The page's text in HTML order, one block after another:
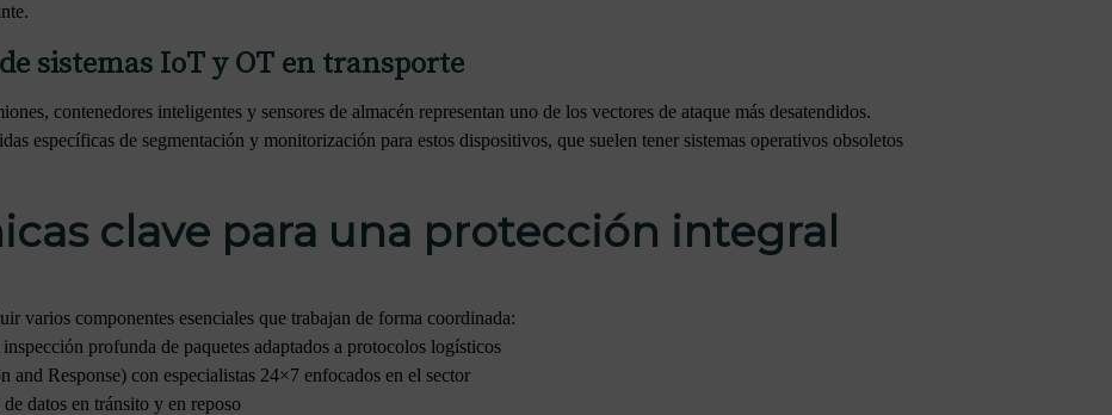
sistemas IoT y OT en transporte
contenedores inteligentes y sensores de almacén representan uno de los vectores de ataque más desatendidos.
específicas de segmentación y monitorización para estos dispositivos, que suelen tener sistemas operativos obsoletos
clave para una protección integral
varios componentes esenciales que trabajan de forma coordinada:
profunda de paquetes adaptados a protocolos logísticos
and Response) con especialistas 24×7 enfocados en el sector
datos en tránsito y en reposo